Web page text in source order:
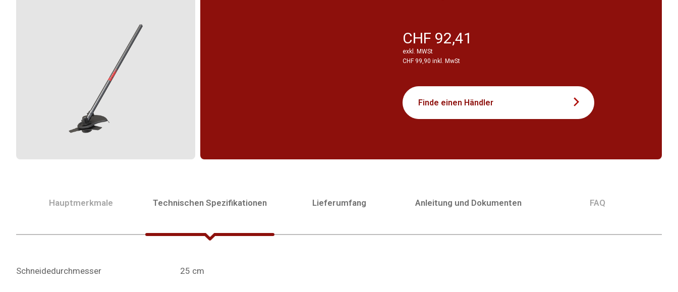
CHF 92,41
exkl. MWSt
CHF 99,90 inkl. MwSt
Finde einen Händler
Hauptmerkmale Technischen Spezifikationen Lieferumfang Anleitung und Dokumenten FAQ
Schneidedurchmesser 25 cm